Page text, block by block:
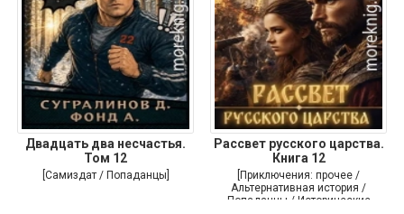
Двадцать два несчастья.
Том 12
[Самиздат / Попаданцы]
Рассвет русского царства.
Книга 12
[Приключения: прочее /
Альтернативная история /
Попаданцы / Исторические